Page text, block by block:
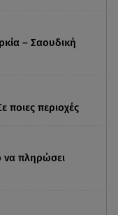
– Σαουδική
ποιες περιοχές
να πληρώσει